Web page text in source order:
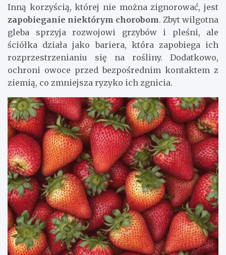
Inną korzyścią, której nie można zignorować, jest
zapobieganie niektórym chorobom. Zbyt wilgotna
gleba sprzyja rozwojowi grzybów i pleśni, ale
ściółka działa jako bariera, która zapobiega ich
rozprzestrzenianiu się na rośliny. Dodatkowo,
ochroni owoce przed bezpośrednim kontaktem z
ziemią, co zmniejsza ryzyko ich zgnicia.